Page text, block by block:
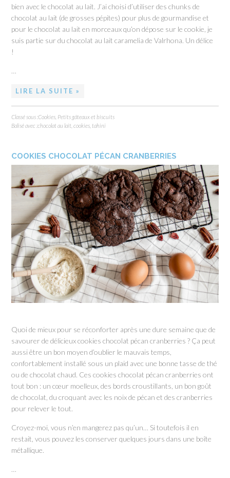
bien avec le chocolat au lait. J’ai choisi d’utiliser des chunks de
chocolat au lait (de grosses pépites) pour plus de gourmandise et
pour le chocolat au lait en morceaux qu’on dépose sur le cookie, je
suis partie sur du chocolat au lait caramelia de Valrhona. Un délice
!
…
LIRE LA SUITE »
Classé sous :Cookies Petits gâteaux et biscuits
Balisé avec :chocolat au lait ,cookies tahini
COOKIES CHOCOLAT PÉCAN CRANBERRIES
Quoi de mieux pour se réconforter après une dure semaine que de
savourer de délicieux cookies chocolat pécan cranberries ? Ça peut
aussi être un bon moyen d’oublier le mauvais temps,
confortablement installé sous un plaid avec une bonne tasse de thé
ou de chocolat chaud. Ces cookies chocolat pécan cranberries ont
tout bon : un cœur moelleux, des bords croustillants, un bon goût
de chocolat, du croquant avec les noix de pécan et des cranberries
pour relever le tout.
Croyez-moi, vous n’en mangerez pas qu’un… Si toutefois il en
restait, vous pouvez les conserver quelques jours dans une boîte
métallique.
…